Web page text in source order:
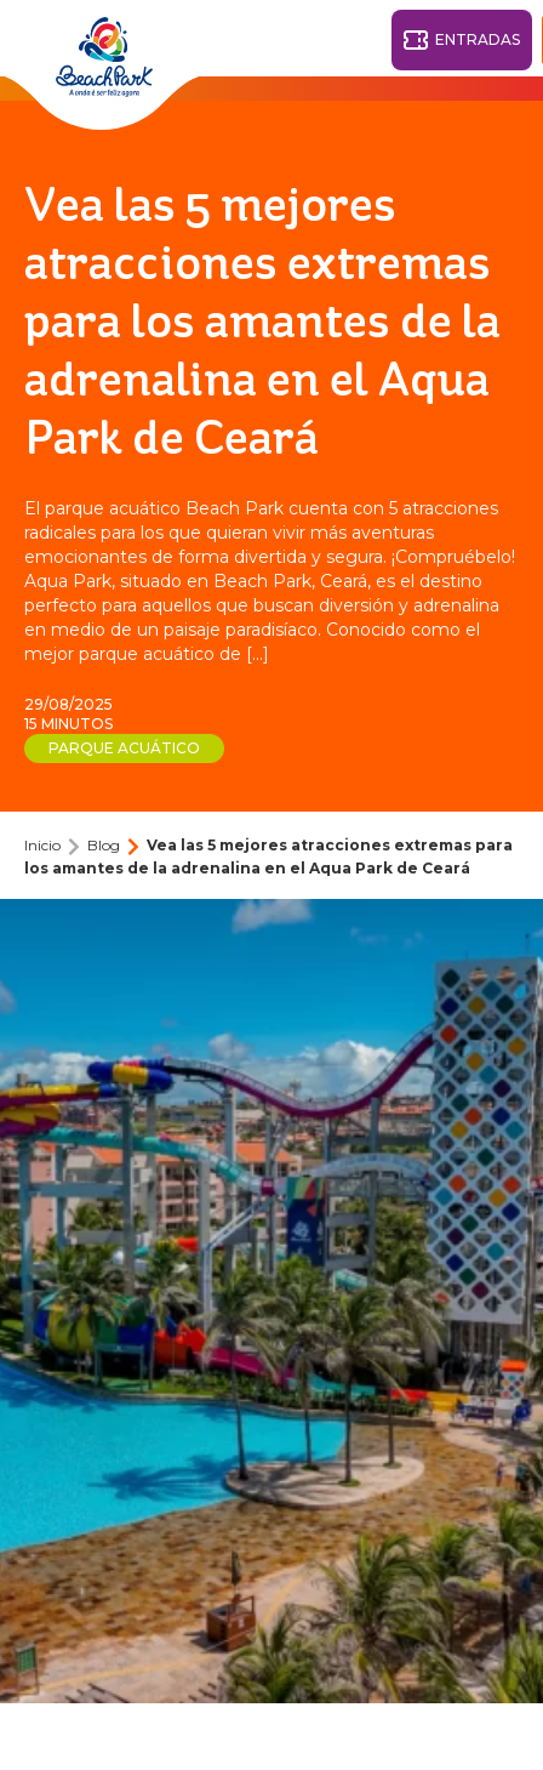
CENTROS TURÍSTICOS
VILA AZUL DO MAR
PLAYA
PARQUE DE LA PLAYA
Quiénes somos
Nuestra historia
Eventos
Oficina de prensa de Beach Park: Noticias y comunicados
CLUB DE VACACIONES
TARJETA DE PLAYA
PÓNGASE EN CONTACTO CON
Póngase en contacto con nosotros
Trabaja con nosotros
Preguntas frecuentes
ENTRADAS
Fortaleza - CE 28°
ENTRADAS
Volver
ACUÁTICO
PARQUE
ARVORAR
BEACH
PARK
ACQUA
BEACH
PARK
RESORT
OCEANI
BEACH
RESORT
RESORT
BIENESTAR
BEACH
PARK
RESORT
Vea las 5 mejores
atracciones extremas
para los amantes de la
adrenalina en el Aqua
Park de Ceará
El parque acuático Beach Park cuenta con 5 atracciones
radicales para los que quieran vivir más aventuras
emocionantes de forma divertida y segura. ¡Compruébelo!
Aqua Park, situado en Beach Park, Ceará, es el destino
perfecto para aquellos que buscan diversión y adrenalina
en medio de un paisaje paradisíaco. Conocido como el
mejor parque acuático de [...]
29/08/2025
15 MINUTOS
PARQUE ACUÁTICO
Inicio Blog
Vea las 5 mejores atracciones extremas para
los amantes de la adrenalina en el Aqua Park de Ceará